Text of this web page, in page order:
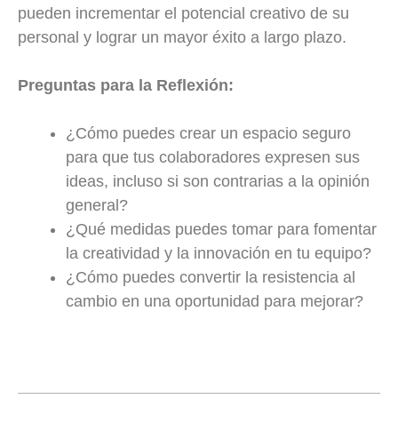
pueden incrementar el potencial creativo de su
personal y lograr un mayor éxito a largo plazo.
Preguntas para la Reflexión:
¿Cómo puedes crear un espacio seguro
para que tus colaboradores expresen sus
ideas, incluso si son contrarias a la opinión
general?
¿Qué medidas puedes tomar para fomentar
la creatividad y la innovación en tu equipo?
¿Cómo puedes convertir la resistencia al
cambio en una oportunidad para mejorar?